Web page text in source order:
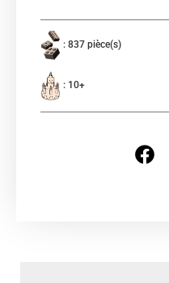
: 837 pièce(s)
: 10+